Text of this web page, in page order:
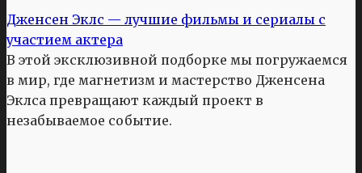
Дженсен Эклс — лучшие фильмы и сериалы с
участием актера
В этой эксклюзивной подборке мы погружаемся
в мир, где магнетизм и мастерство Дженсена
Эклса превращают каждый проект в
незабываемое событие.